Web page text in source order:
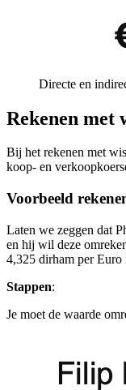
Directe en
Rekenen met
Bij het rekenen met
koop- en
Voorbeeld
Laten we zeggen dat
en hij wil deze
4,325 dirham per Euro
Stappen:
Je moet de waarde